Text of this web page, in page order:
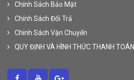
Chính Sách Bảo Mật
Chính Sách Đổi Trả
Chính Sách Vận Chuyển
QUY ĐỊNH VÀ HÌNH THỨC THANH TOÁN